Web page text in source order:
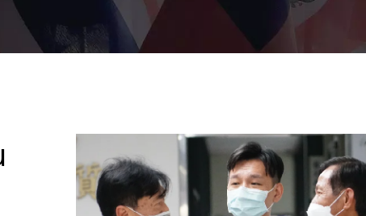
na całym świecie. Oferujemy również dostosowane